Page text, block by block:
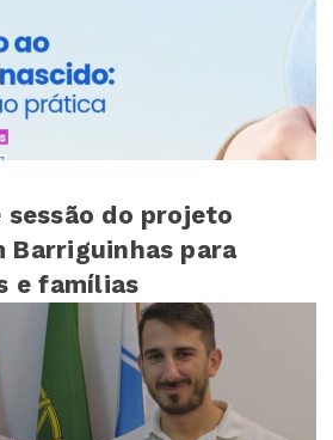
sessão do projeto
Barriguinhas para
e famílias